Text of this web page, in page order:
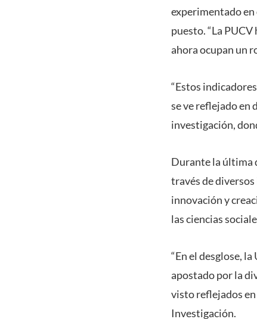
experimentado en
puesto. “La
ahora ocupan un
“Estos
se ve reflejado en
investigación,
Durante la última
través de
innovación y
las ciencias
“En el desglose,
apostado por la
visto reflejados
Investigación.